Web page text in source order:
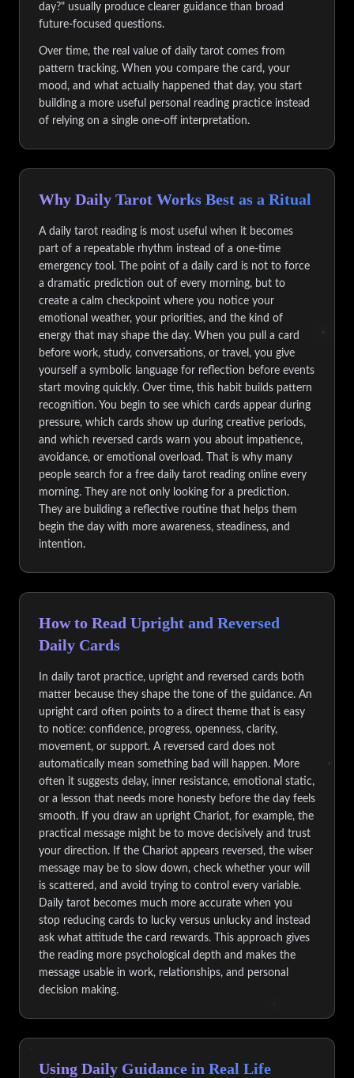
day?" usually produce clearer guidance than broad
future-focused questions.
Over time, the real value of daily tarot comes from
pattern tracking. When you compare the card, your
mood, and what actually happened that day, you start
building a more useful personal reading practice instead
of relying on a single one-off interpretation.
Why Daily Tarot Works Best as a Ritual
A daily tarot reading is most useful when it becomes
part of a repeatable rhythm instead of a one-time
emergency tool. The point of a daily card is not to force
a dramatic prediction out of every morning, but to
create a calm checkpoint where you notice your
emotional weather, your priorities, and the kind of
energy that may shape the day. When you pull a card
before work, study, conversations, or travel, you give
yourself a symbolic language for reflection before events
start moving quickly. Over time, this habit builds pattern
recognition. You begin to see which cards appear during
pressure, which cards show up during creative periods,
and which reversed cards warn you about impatience,
avoidance, or emotional overload. That is why many
people search for a free daily tarot reading online every
morning. They are not only looking for a prediction.
They are building a reflective routine that helps them
begin the day with more awareness, steadiness, and
intention.
How to Read Upright and Reversed
Daily Cards
In daily tarot practice, upright and reversed cards both
matter because they shape the tone of the guidance. An
upright card often points to a direct theme that is easy
to notice: confidence, progress, openness, clarity,
movement, or support. A reversed card does not
automatically mean something bad will happen. More
often it suggests delay, inner resistance, emotional static,
or a lesson that needs more honesty before the day feels
smooth. If you draw an upright Chariot, for example, the
practical message might be to move decisively and trust
your direction. If the Chariot appears reversed, the wiser
message may be to slow down, check whether your will
is scattered, and avoid trying to control every variable.
Daily tarot becomes much more accurate when you
stop reducing cards to lucky versus unlucky and instead
ask what attitude the card rewards. This approach gives
the reading more psychological depth and makes the
message usable in work, relationships, and personal
decision making.
Using Daily Guidance in Real Life